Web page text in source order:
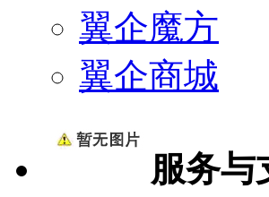
翼企魔方
翼企商城
服务与